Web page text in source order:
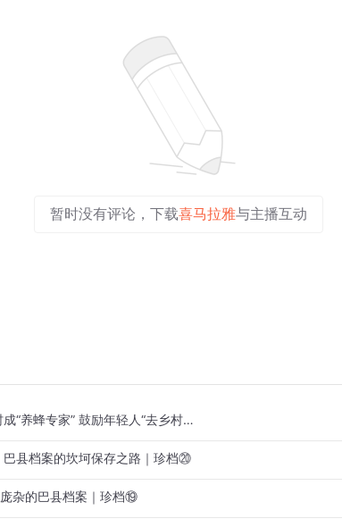
暂时没有评论，下载喜马拉雅与主播互动
90后青年走遍凉山千余村成“养蜂专家” 鼓励年轻人“去乡村大有可为”
巴县档案的坎坷保存之路｜珍档⑳
杂的巴县档案｜珍档⑲